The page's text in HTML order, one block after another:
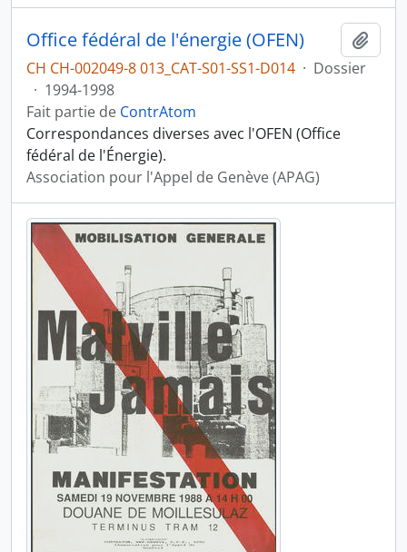
Office fédéral de l'énergie (OFEN)
CH CH-002049-8 013_CAT-S01-SS1-D014 · Dossier
· 1994-1998
Fait partie de ContrAtom
Correspondances diverses avec l'OFEN (Office
fédéral de l'Énergie).
Association pour l'Appel de Genève (APAG)